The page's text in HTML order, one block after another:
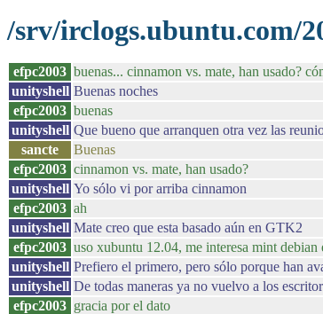
/srv/irclogs.ubuntu.com/
efpc2003 buenas... cinnamon vs. mate, han usado?
unityshell Buenas noches
efpc2003 buenas
unityshell Que bueno que arranquen otra vez las
sancte
Buenas
efpc2003 cinnamon vs. mate, han usado?
unityshell Yo sólo vi por arriba cinnamon
efpc2003 ah
unityshell Mate creo que esta basado aún en GTK2
efpc2003 uso xubuntu 12.04, me interesa mint
unityshell Prefiero el primero, pero sólo porque han
unityshell De todas maneras ya no vuelvo a los
efpc2003 gracia por el dato